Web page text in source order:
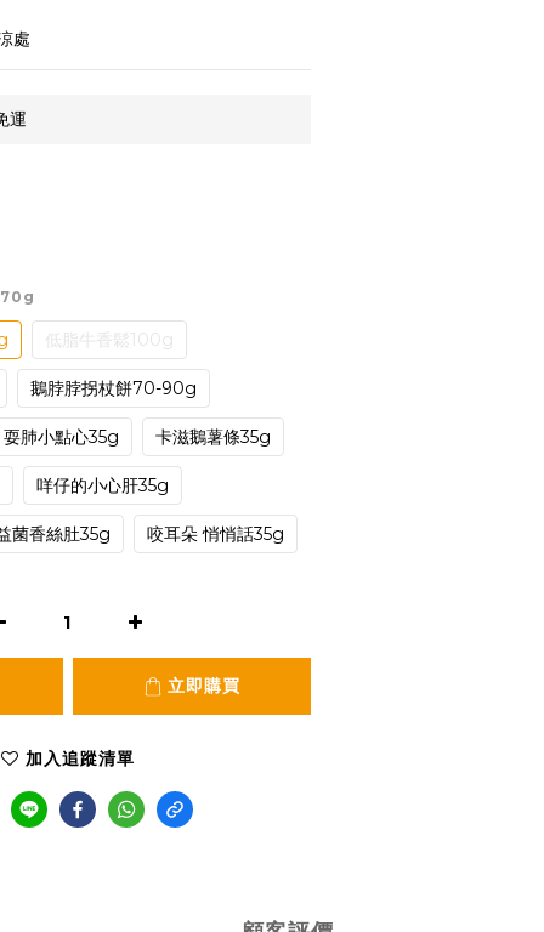
處
運
低脂牛香鬆100g
鵝脖脖拐杖餅70-90g
耍肺小點心35g 卡滋鵝薯條35g
咩仔的小心肝35g
菌香絲肚35g 咬耳朵 悄悄話35g
立即購買
加入追蹤清單